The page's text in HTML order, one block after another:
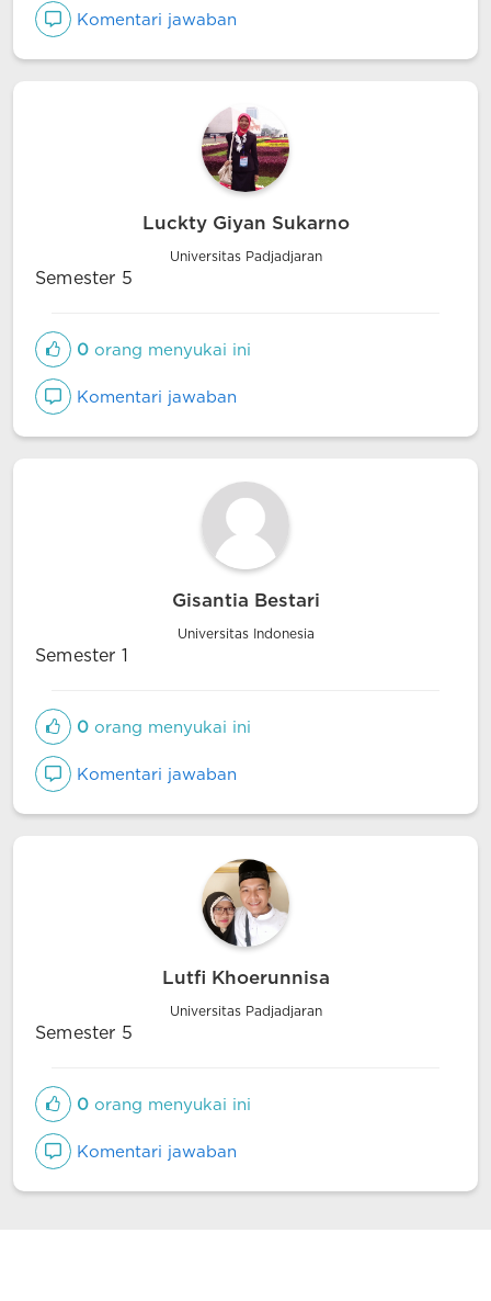
Komentari jawaban
Luckty Giyan Sukarno
Universitas Padjadjaran
Semester 5
0 orang menyukai ini
Komentari jawaban
Gisantia Bestari
Universitas Indonesia
Semester 1
0 orang menyukai ini
Komentari jawaban
Lutfi Khoerunnisa
Universitas Padjadjaran
Semester 5
0 orang menyukai ini
Komentari jawaban